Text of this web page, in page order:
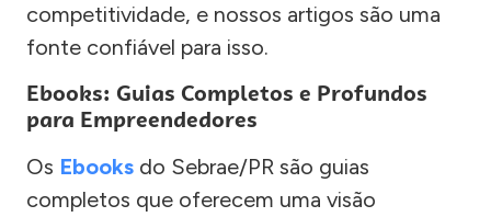
competitividade, e nossos artigos são uma
fonte confiável para isso.
Ebooks: Guias Completos e Profundos
para Empreendedores
Os Ebooks do Sebrae/PR são guias
completos que oferecem uma visão